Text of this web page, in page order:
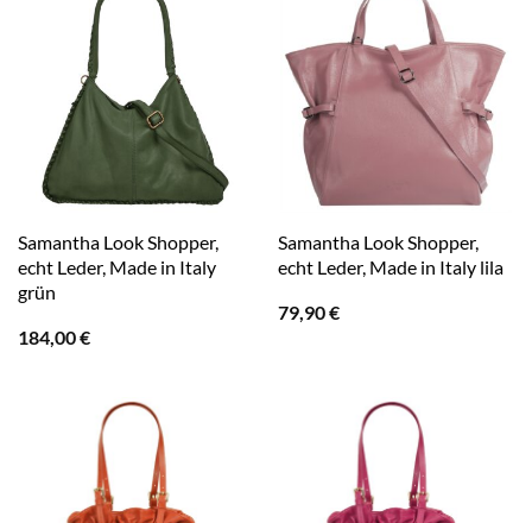
Samantha Look Shopper,
echt Leder, Made in Italy
grün
184,00€
Samantha Look Shopper,
echt Leder, Made in Italy lila
79,90€